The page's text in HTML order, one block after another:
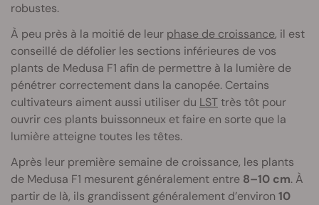
robustes.
À peu près à la moitié de leur phase de croissance, il est
conseillé de défolier les sections inférieures de vos
plants de Medusa F1 afin de permettre à la lumière de
pénétrer correctement dans la canopée. Certains
cultivateurs aiment aussi utiliser du LSTtrès tôt pour
ouvrir ces plants buissonneux et faire en sorte que la
lumière atteigne toutes les têtes.
Après leur première semaine de croissance, les plants
de Medusa F1 mesurent généralement entre 8–10 cm. À
partir de là, ils grandissent généralement d’environ 10